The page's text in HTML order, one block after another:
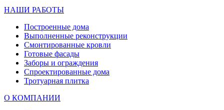
НАШИ РАБОТЫ
Построенные дома
Выполненные реконструкции
Смонтированные кровли
Готовые фасады
Заборы и ограждения
Спроектированные дома
Тротуарная плитка
О КОМПАНИИ